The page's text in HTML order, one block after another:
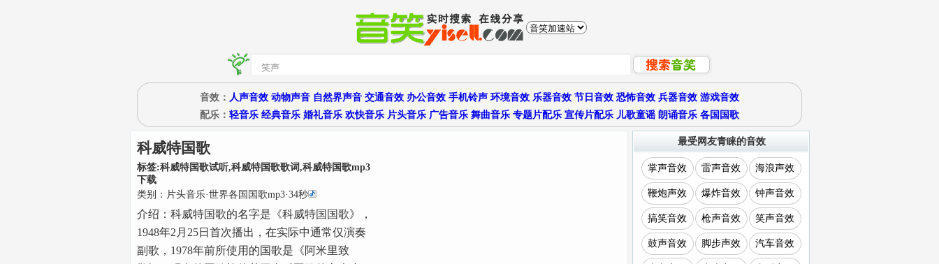
音效： 人声音效 动物声音 自然界声音 交通音效 办公音效 手机铃声 环境音效 乐器音效 节日音效 恐怖音效 兵器音效 游戏音效
配乐： 轻音乐 经典音乐 婚礼音乐 欢快音乐 片头音乐 广告音乐 舞曲音乐 专题片配乐 宣传片配乐 儿歌童谣 朗诵音乐 各国国歌
科威特国歌
标签:科威特国歌试听,科威特国歌歌词,科威特国歌mp3
下载
类别： 片头音乐·世界各国国歌mp3·34秒
介绍： 科威特国歌的名字是《科威特国国歌》，
1948年2月25日首次播出，在实际中通常仅演奏
副歌，1978年前所使用的国歌是《阿米里致
最受网友青睐的音效
掌声音效 雷声音效 海浪声效
鞭炮声效 爆炸音效 钟声音效
搞笑音效 枪声音效 笑声音效
鼓声音效 脚步声效 汽车音效